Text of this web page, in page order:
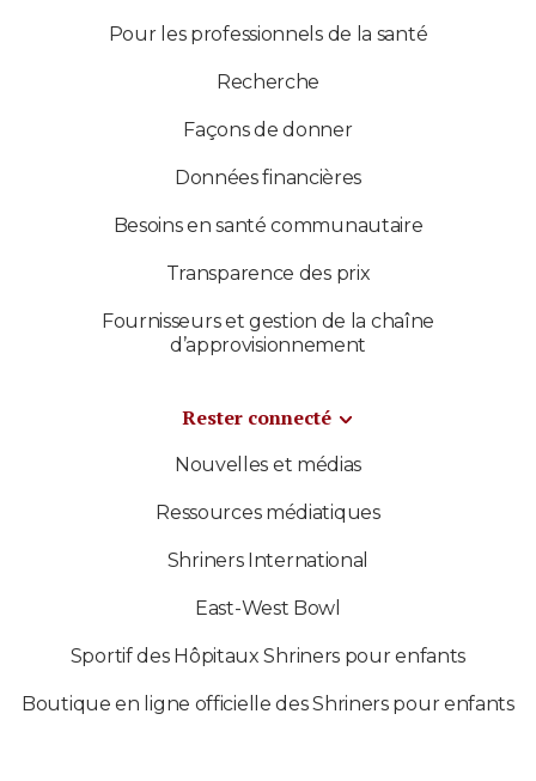
Pour les professionnels de la santé
Recherche
Façons de donner
Données financières
Besoins en santé communautaire
Transparence des prix
Fournisseurs et gestion de la chaîne
d’approvisionnement
Rester connecté
Nouvelles et médias
Ressources médiatiques
Shriners International
East-West Bowl
Sportif des Hôpitaux Shriners pour enfants
Boutique en ligne officielle des Shriners pour enfants